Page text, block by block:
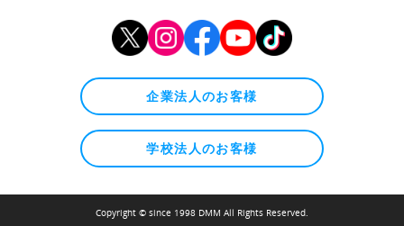
企業法人のお客様
学校法人のお客様
Copyright © since 1998 DMM All Rights Reserved.